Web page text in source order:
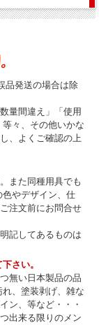
品発送の場合は除
量間違え」「使用
々、その他いかな
、よくご確認の上
また同種用具でも
やデザイン、仕
注文前にお問合せ
記してあるものは
さい。
無い日本製品の品
、塗装剥げ、雑な
ン、等など・・・
出来る限りのメン